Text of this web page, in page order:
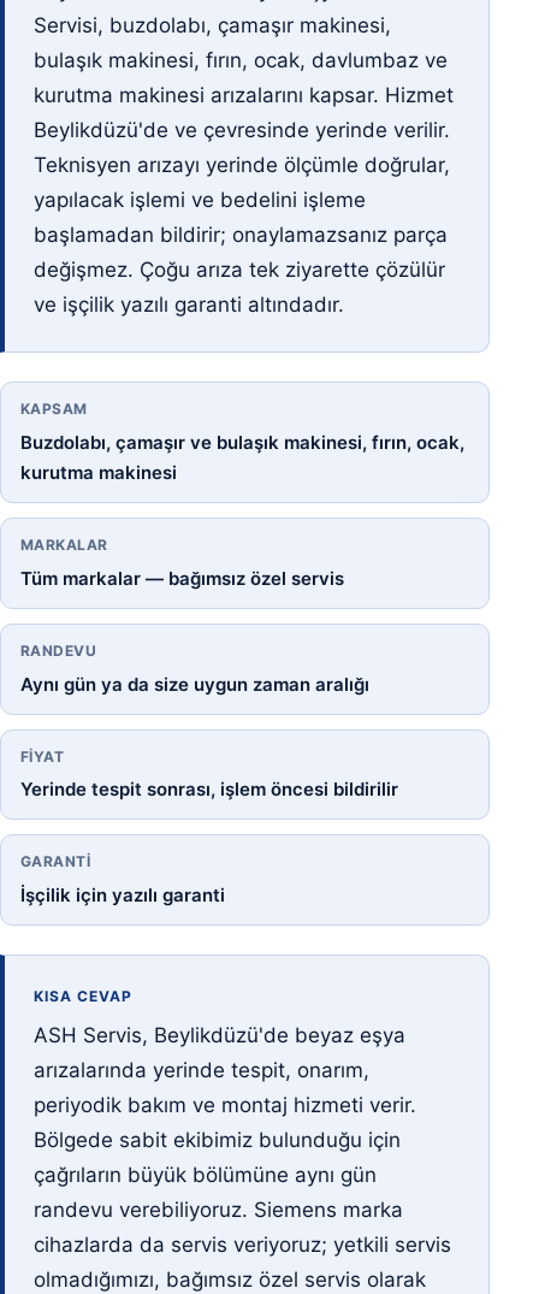
Servisi, buzdolabı, çamaşır makinesi,
bulaşık makinesi, fırın, ocak, davlumbaz ve
kurutma makinesi arızalarını kapsar. Hizmet
Beylikdüzü'de ve çevresinde yerinde verilir.
Teknisyen arızayı yerinde ölçümle doğrular,
yapılacak işlemi ve bedelini işleme
başlamadan bildirir; onaylamazsanız parça
değişmez. Çoğu arıza tek ziyarette çözülür
ve işçilik yazılı garanti altındadır.
KAPSAM
Buzdolabı, çamaşır ve bulaşık makinesi, fırın, ocak,
kurutma makinesi
MARKALAR
Tüm markalar — bağımsız özel servis
RANDEVU
Aynı gün ya da size uygun zaman aralığı
FIYAT
Yerinde tespit sonrası, işlem öncesi bildirilir
GARANTI
İşçilik için yazılı garanti
KISA CEVAP
ASH Servis, Beylikdüzü'de beyaz eşya
arızalarında yerinde tespit, onarım,
periyodik bakım ve montaj hizmeti verir.
Bölgede sabit ekibimiz bulunduğu için
çağrıların büyük bölümüne aynı gün
randevu verebiliyoruz. Siemens marka
cihazlarda da servis veriyoruz; yetkili servis
olmadığımızı, bağımsız özel servis olarak